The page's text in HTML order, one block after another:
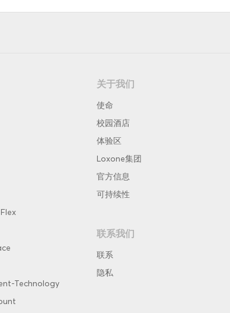
Technology
关于我们
使命
校园酒店
体验区
Loxone集团
官方信息
可持续性
联系我们
联系
隐私